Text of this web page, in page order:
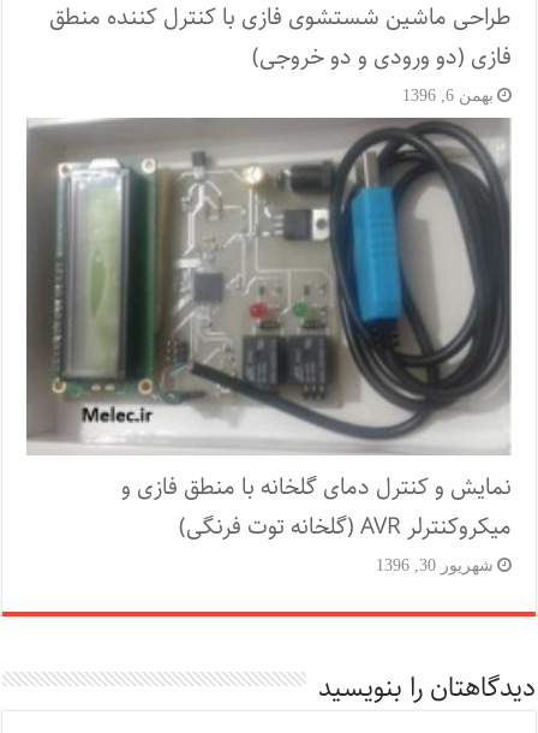
طراحی ماشین شستشوی فازی با کنترل کننده منطق
فازی (دو ورودی و دو خروجی)
بهمن 6, 1396
نمایش و کنترل دمای گلخانه با منطق فازی و
میکروکنترلر AVR (گلخانه توت فرنگی)
شهریور 30, 1396
دیدگاهتان را بنویسید